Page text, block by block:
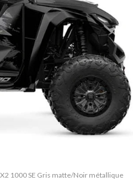
1000 SE Gris matte/Noir métallique